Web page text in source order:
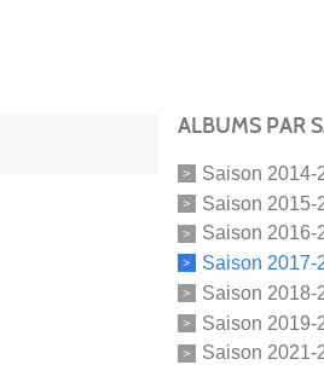
ALBUMS PAR
Saison 2014-
Saison 2015-
Saison 2016-
Saison 2017-
Saison 2018-
Saison 2019-
Saison 2021-